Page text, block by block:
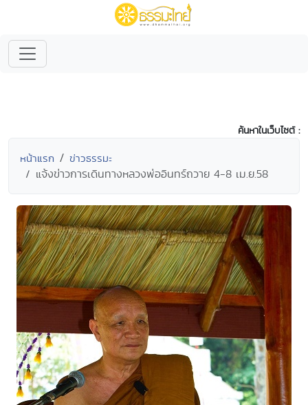
ค้นหาในเว็บไซต์ :
หน้าแรก ข่าวธรรมะ
แจ้งข่าวการเดินทางหลวงพ่ออินทร์ถวาย 4-8 เม.ย.58